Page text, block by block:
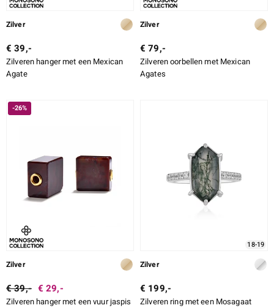
Zilver
€ 39,-
Zilveren hanger met een Mexican
Agate
Zilver
€ 79,-
Zilveren oorbellen met Mexican
Agates
-26%
Zilver
€ 39,- € 29,-
Zilveren hanger met een vuur jaspis
18-19
Zilver
€ 199,-
Zilveren ring met een Mosagaat